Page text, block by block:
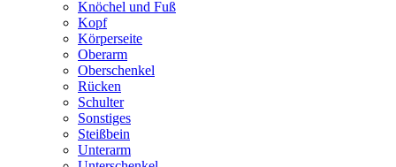
Knöchel und Fuß
Kopf
Körperseite
Oberarm
Oberschenkel
Rücken
Schulter
Sonstiges
Steißbein
Unterarm